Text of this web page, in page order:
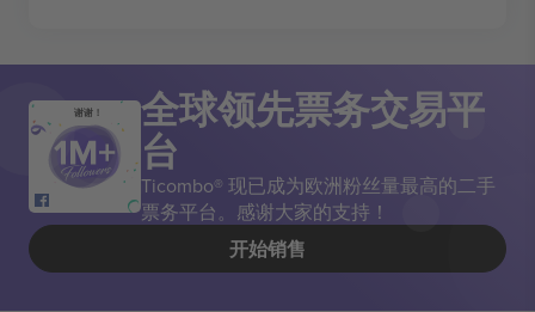
谢谢！ 全球领先票务交易平
台
Ticombo® 现已成为欧洲粉丝量最高的二手
票务平台。感谢大家的支持！
开始销售